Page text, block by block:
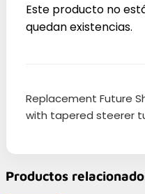
Este producto no
quedan existencias.
Replacement Future
with tapered steerer
Productos